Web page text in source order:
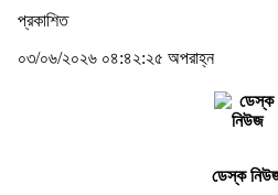
প্রকাশিত
০৩/০৬/২০২৬ ০৪:৪২:২৫ অপরাহ্ন
ডেস্ক